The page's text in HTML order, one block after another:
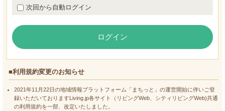
次回から自動ログイン
ログイン
■利用規約変更のお知らせ
2021年11月22日の地域情報プラットフォーム「まちっと」の運営開始に伴いご登
録いただいておりますLiving.jp各サイト（リビングWeb、シティリビングWeb)共通
の利用規約を一部、改定いたしました。